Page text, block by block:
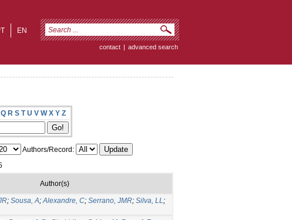
EN
contact | advanced search
Q R S T U V W X Y Z
Authors/Record:
Author(s)
; Sousa, A;Alexandre, C; Serrano, JMR; Silva, LL;